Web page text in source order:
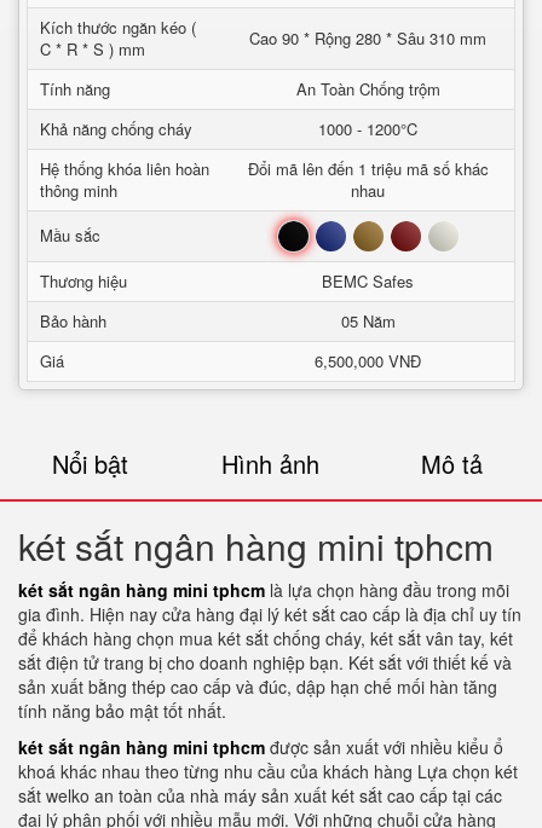
Kích thước ngăn kéo (
C * R * S ) mm
Cao 90 * Rộng 280 * Sâu 310 mm
Tính năng
An Toàn Chống trộm
Khả năng chống cháy
1000 - 1200°C
Hệ thống khóa liên hoàn
thông minh
Đổi mã lên đến 1 triệu mã số khác
nhau
Mầu sắc
Đen Xanh Nâu Đỏ Trắng
Thương hiệu
BEMC Safes
Bảo hành
05 Năm
Giá
6,500,000 VNĐ
Nổi bật Hình ảnh Mô tả
két sắt ngân hàng mini tphcm
két sắt ngân hàng mini tphcm là lựa chọn hàng đầu trong mõi
gia đình. Hiện nay cửa hàng đại lý két sắt cao cấp là địa chỉ uy tín
để khách hàng chọn mua két sắt chống cháy, két sắt vân tay, két
sắt điện tử trang bị cho doanh nghiệp bạn. Két sắt với thiết kế và
sản xuất bằng thép cao cấp và đúc, dập hạn chế mối hàn tăng
tính năng bảo mật tốt nhất.
két sắt ngân hàng mini tphcm được sản xuất với nhiều kiểu ổ
khoá khác nhau theo từng nhu cầu của khách hàng Lựa chọn két
sắt welko an toàn của nhà máy sản xuất két sắt cao cấp tại các
đại lý phân phối với nhiều mẫu mới. Với những chuỗi cửa hàng